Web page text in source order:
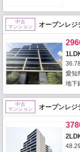
中古
マンション
オープンレジ
愛知
地下
中古
マンション
オープンレジ